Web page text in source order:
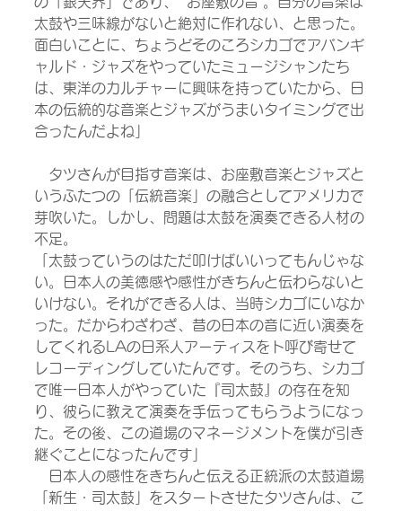
太鼓や三味線がないと絶対に作れない、と思った。
面白いことに、ちょうどそのころシカゴでアバンギ
ャルド・ジャズをやっていたミュージシャンたち
は、東洋のカルチャーに興味を持っていたから、日
本の伝統的な音楽とジャズがうまいタイミングで出
合ったんだよね」
タツさんが目指す音楽は、お座敷音楽とジャズと
いうふたつの「伝統音楽」の融合としてアメリカで
芽吹いた。しかし、問題は太鼓を演奏できる人材の
不足。
「太鼓っていうのはただ叩けばいいってもんじゃな
い。日本人の美徳感や感性がきちんと伝わらないと
いけない。それができる人は、当時シカゴにいなか
った。だからわざわざ、昔の日本の音に近い演奏を
してくれるLAの日系人アーティスをト呼び寄せて
レコーディングしていたんです。そのうち、シカゴ
で唯一日本人がやっていた『司太鼓』の存在を知
り、彼らに教えて演奏を手伝ってもらうようになっ
た。その後、この道場のマネージメントを僕が引き
継ぐことになったんです」
日本人の感性をきちんと伝える正統派の太鼓道場
「新生・司太鼓」をスタートさせたタツさんは、こ